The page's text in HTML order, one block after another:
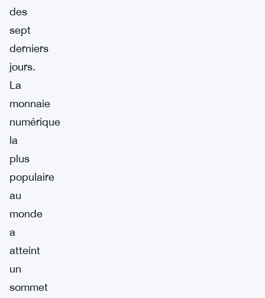
des
sept
derniers
jours.
La
monnaie
numérique
la
plus
populaire
au
monde
a
atteint
un
sommet